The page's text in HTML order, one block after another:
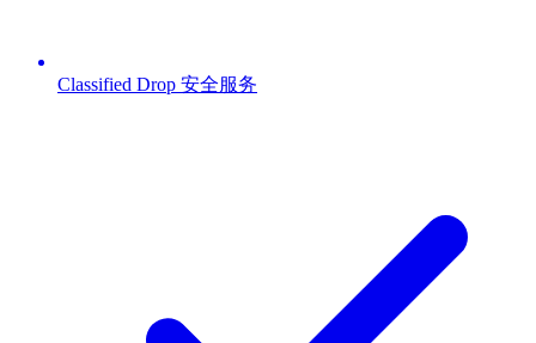
Classified Drop 安全服务